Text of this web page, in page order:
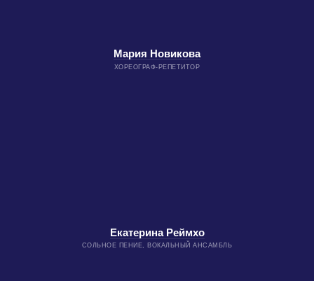
Мария Новикова
ХОРЕОГРАФ-РЕПЕТИТОР
Екатерина Реймхо
СОЛЬНОЕ ПЕНИЕ, ВОКАЛЬНЫЙ АНСАМБЛЬ